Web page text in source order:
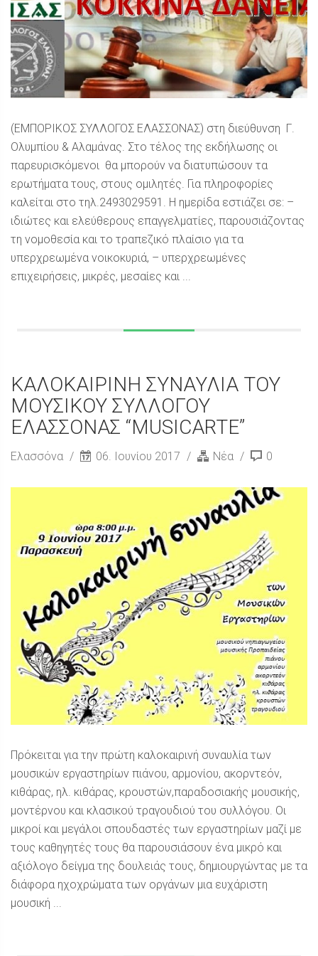
(ΕΜΠΟΡΙΚΟΣ ΣΥΛΛΟΓΟΣ ΕΛΑΣΣΟΝΑΣ) στη διεύθυνση Γ.
Ολυμπίου & Αλαμάνας. Στο τέλος της εκδήλωσης οι
παρευρισκόμενοι θα μπορούν να διατυπώσουν τα
ερωτήματα τους, στους ομιλητές. Για πληροφορίες
καλείται στο τηλ.2493029591. Η ημερίδα εστιάζει σε: –
ιδιώτες και ελεύθερους επαγγελματίες, παρουσιάζοντας
τη νομοθεσία και το τραπεζικό πλαίσιο για τα
υπερχρεωμένα νοικοκυριά, – υπερχρεωμένες
επιχειρήσεις, μικρές, μεσαίες και ...
ΚΑΛΟΚΑΙΡΙΝΗ ΣΥΝΑΥΛΙΑ ΤΟΥ
ΜΟΥΣΙΚΟΥ ΣΥΛΛΟΓΟΥ
ΕΛΑΣΣΟΝΑΣ “MUSICARTE”
Ελασσόνα 06. Ιουνίου 2017 Νέα 0
Πρόκειται για την πρώτη καλοκαιρινή συναυλία των
μουσικών εργαστηρίων πιάνου, αρμονίου, ακορντεόν,
κιθάρας, ηλ. κιθάρας, κρουστών,παραδοσιακής μουσικής,
μοντέρνου και κλασικού τραγουδιού του συλλόγου. Οι
μικροί και μεγάλοι σπουδαστές των εργαστηρίων μαζί με
τους καθηγητές τους θα παρουσιάσουν ένα μικρό και
αξιόλογο δείγμα της δουλειάς τους, δημιουργώντας με τα
διάφορα ηχοχρώματα των οργάνων μια ευχάριστη
μουσική ...